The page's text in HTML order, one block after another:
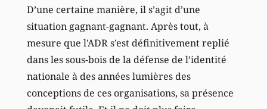
D’une certaine manière, il s’agit d’une
situation gagnant-gagnant. Après tout, à
mesure que l’ADR s’est définitivement replié
dans les sous-bois de la défense de l’identité
nationale à des années lumières des
conceptions de ces organisations, sa présence